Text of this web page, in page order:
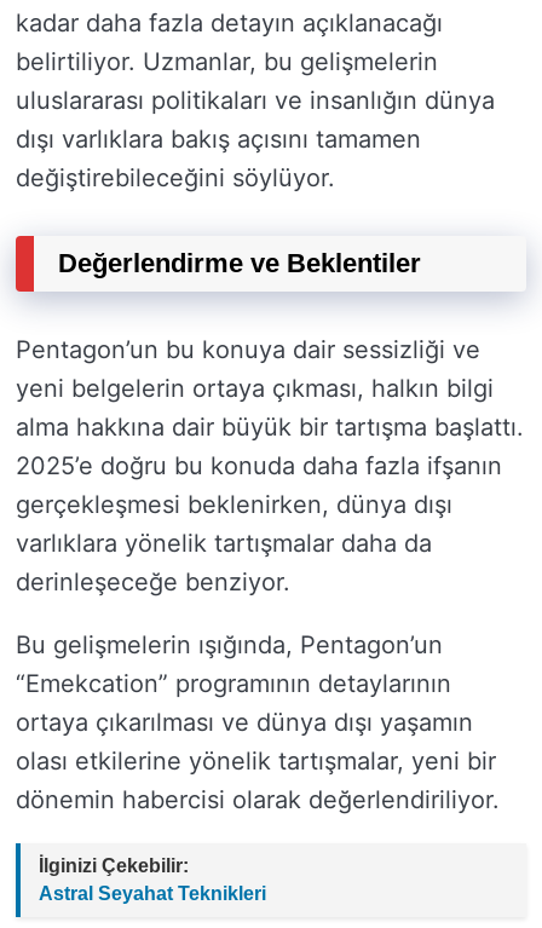
kadar daha fazla detayın açıklanacağı
belirtiliyor. Uzmanlar, bu gelişmelerin
uluslararası politikaları ve insanlığın dünya
dışı varlıklara bakış açısını tamamen
değiştirebileceğini söylüyor.
Değerlendirme ve Beklentiler
Pentagon’un bu konuya dair sessizliği ve
yeni belgelerin ortaya çıkması, halkın bilgi
alma hakkına dair büyük bir tartışma başlattı.
2025’e doğru bu konuda daha fazla ifşanın
gerçekleşmesi beklenirken, dünya dışı
varlıklara yönelik tartışmalar daha da
derinleşeceğe benziyor.
Bu gelişmelerin ışığında, Pentagon’un
“Emekcation” programının detaylarının
ortaya çıkarılması ve dünya dışı yaşamın
olası etkilerine yönelik tartışmalar, yeni bir
dönemin habercisi olarak değerlendiriliyor.
İlginizi Çekebilir:
Astral Seyahat Teknikleri